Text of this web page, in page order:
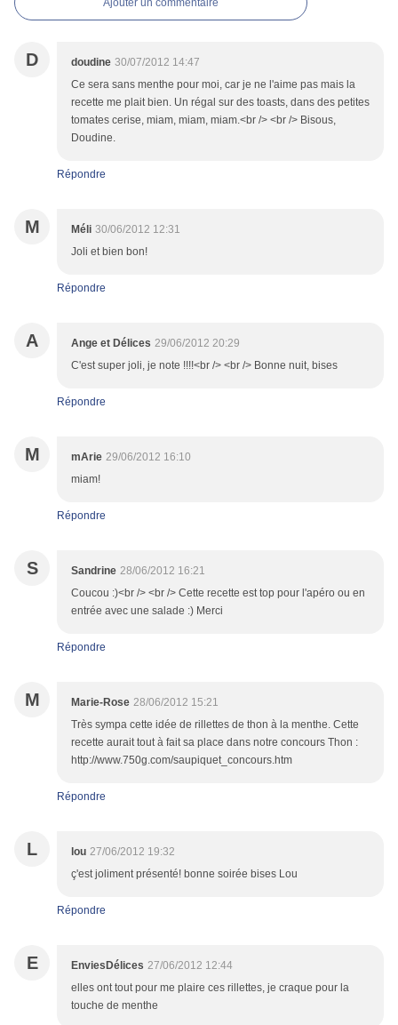
Ajouter un commentaire
D doudine 30/07/2012 14:47
Ce sera sans menthe pour moi, car je ne l'aime pas mais la
recette me plait bien. Un régal sur des toasts, dans des petites
tomates cerise, miam, miam, miam.<br /> <br /> Bisous,
Doudine.
Répondre
M Méli 30/06/2012 12:31
Joli et bien bon!
Répondre
A Ange et Délices 29/06/2012 20:29
C'est super joli, je note !!!!<br /> <br /> Bonne nuit, bises
Répondre
M mArie 29/06/2012 16:10
miam!
Répondre
S Sandrine 28/06/2012 16:21
Coucou :)<br /> <br /> Cette recette est top pour l'apéro ou en
entrée avec une salade :) Merci
Répondre
M Marie-Rose 28/06/2012 15:21
Très sympa cette idée de rillettes de thon à la menthe. Cette
recette aurait tout à fait sa place dans notre concours Thon :
http://www.750g.com/saupiquet_concours.htm
Répondre
L lou 27/06/2012 19:32
ç'est joliment présenté! bonne soirée bises Lou
Répondre
E EnviesDélices 27/06/2012 12:44
elles ont tout pour me plaire ces rillettes, je craque pour la
touche de menthe